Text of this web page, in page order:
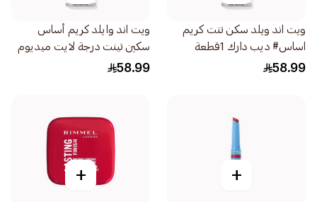
ويت اند ويلد سكن تنت كريم
اساس# ديب دارك 1قطعة
58.99
ويت اند وايلد كريم أساس
سكين تينت درجة لايت ميديوم
1قطعة
58.99
+
+